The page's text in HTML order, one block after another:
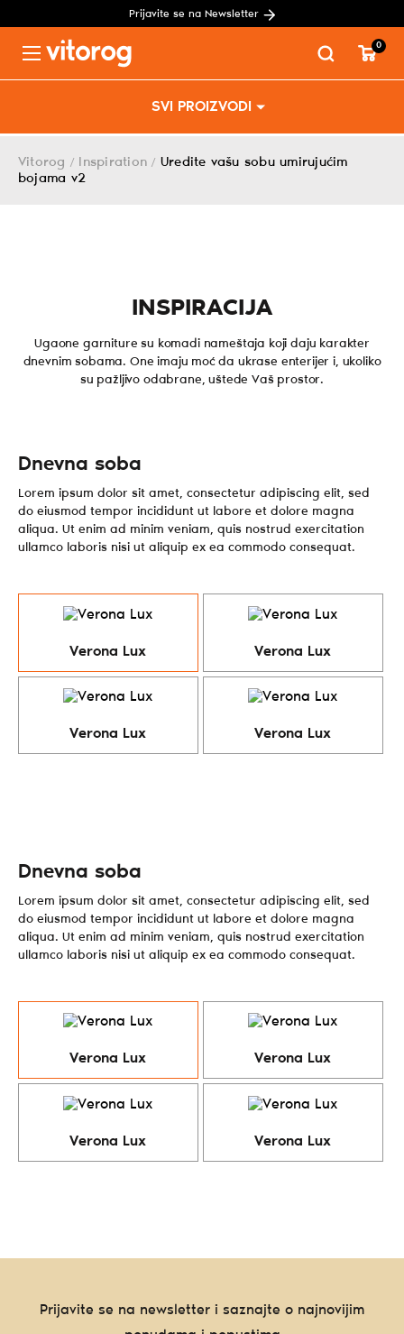
Prijavite se na Newsletter
SVI PROIZVODI
0
Vitorog / Inspiration / Uredite vašu sobu umirujućim
bojama v2
INSPIRACIJA
Ugaone garniture su komadi nameštaja koji daju karakter
dnevnim sobama. One imaju moć da ukrase enterijer i, ukoliko
su pažljivo odabrane, uštede Vaš prostor.
Dnevna soba
Lorem ipsum dolor sit amet, consectetur adipiscing elit, sed
do eiusmod tempor incididunt ut labore et dolore magna
aliqua. Ut enim ad minim veniam, quis nostrud exercitation
ullamco laboris nisi ut aliquip ex ea commodo consequat.
Verona Lux Verona Lux
Verona Lux Verona Lux
Dnevna soba
Lorem ipsum dolor sit amet, consectetur adipiscing elit, sed
do eiusmod tempor incididunt ut labore et dolore magna
aliqua. Ut enim ad minim veniam, quis nostrud exercitation
ullamco laboris nisi ut aliquip ex ea commodo consequat.
Verona Lux Verona Lux
Verona Lux Verona Lux
Prijavite se na newsletter i saznajte o najnovijim